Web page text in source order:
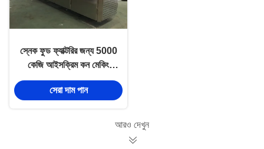
স্নেক ফুড ফ্যাক্টরির জন্য 5000
কেজি আইসক্রিম কন মেকিং
মেশিন 3.37 কুই 380 ভি
সেরা দাম পান
আরও দেখুন